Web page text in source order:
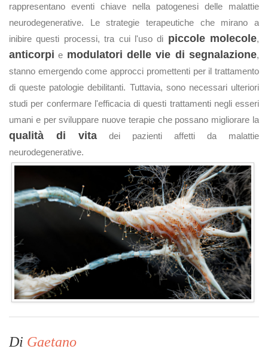
rappresentano eventi chiave nella patogenesi delle malattie
neurodegenerative. Le strategie terapeutiche che mirano a
inibire questi processi, tra cui l'uso di piccole molecole,
anticorpi e modulatori delle vie di segnalazione,
stanno emergendo come approcci promettenti per il trattamento
di queste patologie debilitanti. Tuttavia, sono necessari ulteriori
studi per confermare l'efficacia di questi trattamenti negli esseri
umani e per sviluppare nuove terapie che possano migliorare la
qualità di vita dei pazienti affetti da malattie
neurodegenerative.
Di Gaetano